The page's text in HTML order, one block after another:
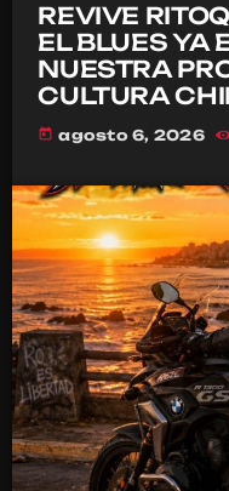
REVIVE
EL BLUES YA
NUESTRA
CULTURA
today agosto 6, 2026